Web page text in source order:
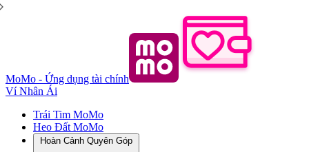
MoMo - Ứng dụng tài chính
Ví Nhân Ái
Trái Tim MoMo
Heo Đất MoMo
Hoàn Cảnh Quyên Góp